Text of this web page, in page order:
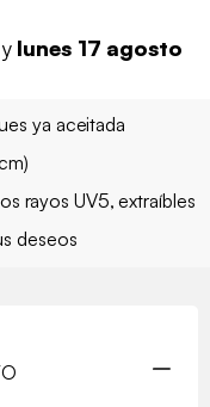
y lunes 17 agosto
ya aceitada
rayos UV5, extraíbles
deseos